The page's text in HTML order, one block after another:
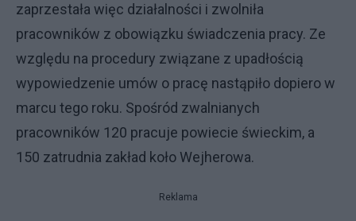
zaprzestała więc działalności i zwolniła
pracowników z obowiązku świadczenia pracy. Ze
względu na procedury związane z upadłością
wypowiedzenie umów o pracę nastąpiło dopiero w
marcu tego roku. Spośród zwalnianych
pracowników 120 pracuje powiecie świeckim, a
150 zatrudnia zakład koło Wejherowa.
Reklama